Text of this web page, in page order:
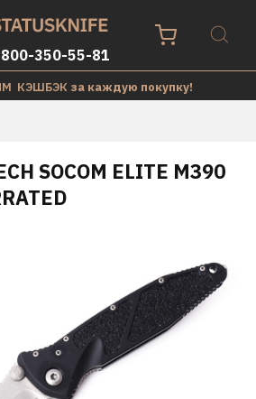
350-55-81
КЭШБЭК за каждую покупку!
SOCOM ELITE M390